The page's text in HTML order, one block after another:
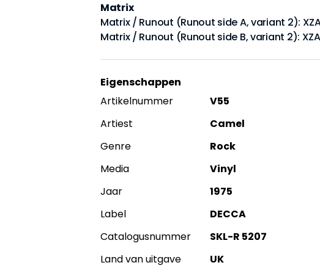
Matrix
Matrix / Runout (Runout side A, variant 2):
Matrix / Runout (Runout side B, variant 2):
Eigenschappen
Artikelnummer
V55
Artiest
Camel
Genre
Rock
Media
Vinyl
Jaar
1975
Label
DECCA
Catalogusnummer
SKL-R 5207
Land van uitgave
UK